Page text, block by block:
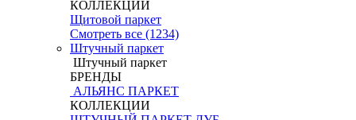
КОЛЛЕКЦИИ
Щитовой паркет
Смотреть все (1234)
Штучный паркет
Штучный паркет
БРЕНДЫ
АЛЬЯНС ПАРКЕТ
КОЛЛЕКЦИИ